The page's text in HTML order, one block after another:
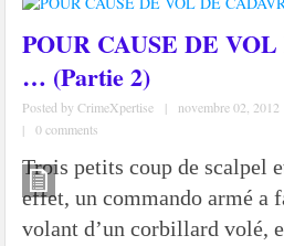
POUR CAUSE DE
… (Partie 2)
Posted byCrimeXpertise | novembre 02, 2012
|
0 comments
Trois petits coup de scalpel
effet, un commando armé a
volant d’un corbillard volé,